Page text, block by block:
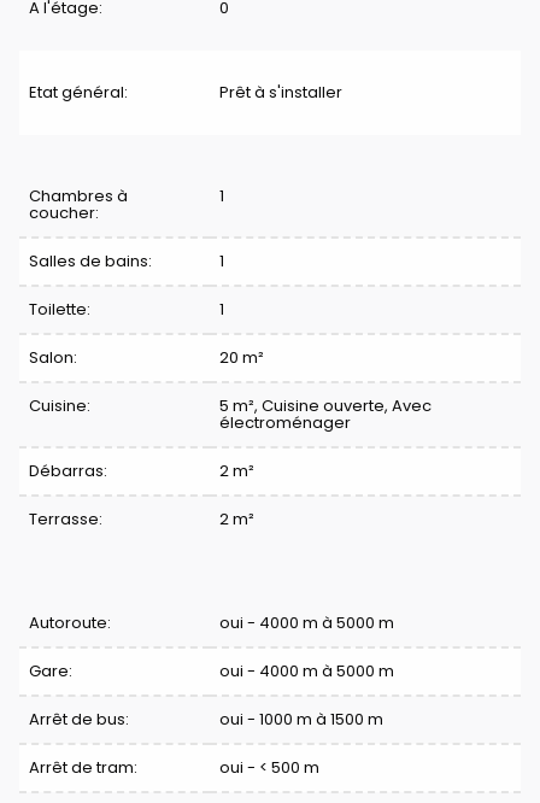
A l'étage: 0
Etat général: Prêt à s'installer
Division
Chambres à
coucher:
1
Salles de bains: 1
Toilette: 1
Salon: 20 m²
Cuisine: 5 m², Cuisine ouverte, Avec
électroménager
Débarras: 2 m²
Terrasse: 2 m²
Confort
Autoroute: oui - 4000 m à 5000 m
Gare: oui - 4000 m à 5000 m
Arrêt de bus: oui - 1000 m à 1500 m
Arrêt de tram: oui - < 500 m